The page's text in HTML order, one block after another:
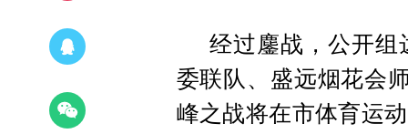
经过鏖战，公开组
委联队、盛远烟花会
峰之战将在市体育运